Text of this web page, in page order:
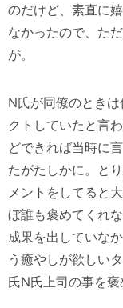
のだけど、素直に
なかったので、た
が。
N氏が同僚のとき
クトしていたと言
どできれば当時に
たがたしかに。と
メントをしてると
ぼ誰も褒めてくれ
成果を出していな
う癒やしが欲しい
氏N氏上司の事を褒